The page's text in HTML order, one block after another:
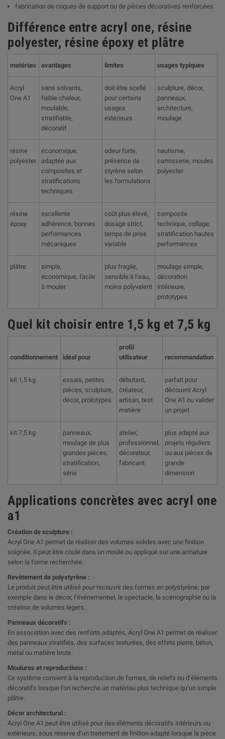
fabrication de coques de support ou de pièces décoratives renforcées.
Différence entre acryl one, résine
polyester, résine époxy et plâtre
matériau avantages limites usages typiques
Acryl
One A1
sans solvants,
faible chaleur,
moulable,
stratifiable,
décoratif
doit être scellé
pour certains
usages
extérieurs
sculpture, décor,
panneaux,
architecture,
moulage
résine
polyester
économique,
adaptée aux
composites et
stratifications
techniques
odeur forte,
présence de
styrène selon
les formulations
nautisme,
carrosserie, moules
polyester
résine
époxy
excellente
adhérence, bonnes
performances
mécaniques
coût plus élevé,
dosage strict,
temps de prise
variable
composite
technique, collage,
stratification hautes
performances
plâtre
simple,
économique, facile
à mouler
plus fragile,
sensible à l’eau,
moins polyvalent
moulage simple,
décoration
intérieure,
prototypes
Quel kit choisir entre 1,5 kg et 7,5 kg
conditionnement idéal pour
profil
utilisateur
recommandation
kit 1,5 kg
essais, petites
pièces, sculpture,
décor, prototypes
débutant,
créateur,
artisan, test
matière
parfait pour
découvrir Acryl
One A1 ou valider
un projet
kit 7,5 kg
panneaux,
moulage de plus
grandes pièces,
stratification,
série
atelier,
professionnel,
décorateur,
fabricant
plus adapté aux
projets réguliers
ou aux pièces de
grande
dimension
Applications concrètes avec acryl one
a1
Création de sculpture :
Acryl One A1 permet de réaliser des volumes solides avec une finition
soignée. Il peut être coulé dans un moule ou appliqué sur une armature
selon la forme recherchée.
Revêtement de polystyrène :
Le produit peut être utilisé pour recouvrir des formes en polystyrène, par
exemple dans le décor, l’événementiel, le spectacle, la scénographie ou la
création de volumes légers.
Panneaux décoratifs :
En association avec des renforts adaptés, Acryl One A1 permet de réaliser
des panneaux stratifiés, des surfaces texturées, des effets pierre, béton,
métal ou matière brute.
Moulures et reproductions :
Ce système convient à la reproduction de formes, de reliefs ou d’éléments
décoratifs lorsque l’on recherche un matériau plus technique qu’un simple
plâtre.
Décor architectural :
Acryl One A1 peut être utilisé pour des éléments décoratifs intérieurs ou
extérieurs, sous réserve d’un traitement de finition adapté lorsque la pièce